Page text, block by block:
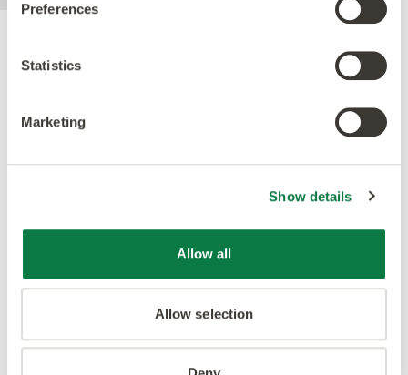
Preferences
Statistics
Marketing
Show details
Allow all
Allow selection